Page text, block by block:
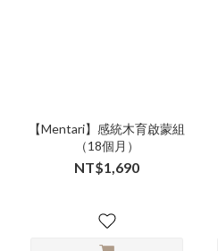
【Mentari】感統木育啟蒙組
（18個月）
NT$1,690